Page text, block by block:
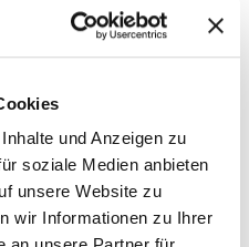
und Anzeigen zu
soziale Medien anbieten
unsere Website zu
wir Informationen zu Ihrer